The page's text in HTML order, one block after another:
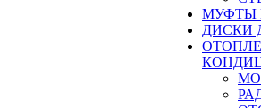
МУФТЫ
ДИСКИ